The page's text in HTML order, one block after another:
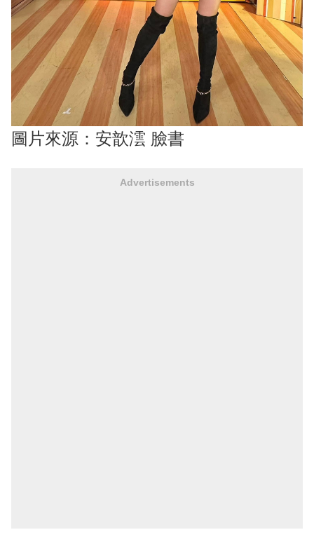
圖片來源：安歆澐 臉書
Advertisements